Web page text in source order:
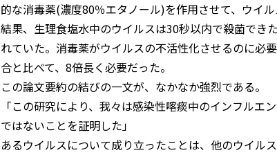
的な消毒薬(濃度80％エタノール)を作用させて、ウイ
結果、生理食塩水中のウイルスは30秒以内で殺菌でき
れていた。消毒薬がウイルスの不活性化させるのに必
合と比べて、8倍長く必要だった。
この論文要約の結びの一文が、なかなか強烈である。
「この研究により、我々は感染性喀痰中のインフルエ
ではないことを証明した」
あるウイルスについて成り立ったことは、他のウイル